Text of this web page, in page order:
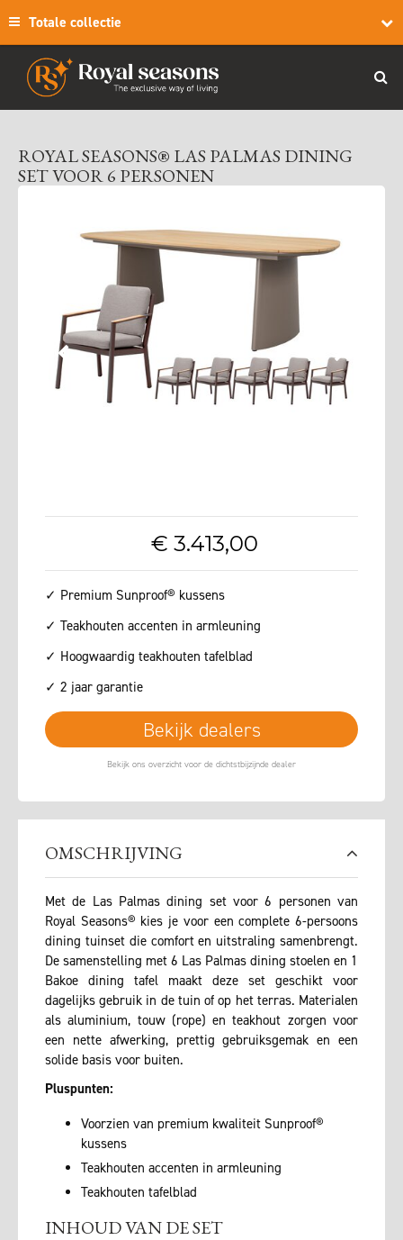
Totale collectie
ROYAL SEASONS® LAS PALMAS DINING
SET VOOR 6 PERSONEN
€ 3.413,00
✓ Premium Sunproof® kussens
✓ Teakhouten accenten in armleuning
✓ Hoogwaardig teakhouten tafelblad
✓ 2 jaar garantie
Bekijk dealers
OMSCHRIJVING
Met de Las Palmas dining set voor 6 personen van
Royal Seasons® kies je voor een complete 6-persoons
dining tuinset die comfort en uitstraling samenbrengt.
De samenstelling met 6 Las Palmas dining stoelen en 1
Bakoe dining tafel maakt deze set geschikt voor
dagelijks gebruik in de tuin of op het terras. Materialen
als aluminium, touw (rope) en teakhout zorgen voor
een nette afwerking, prettig gebruiksgemak en een
solide basis voor buiten.
Pluspunten:
Voorzien van premium kwaliteit Sunproof®
kussens
Teakhouten accenten in armleuning
Teakhouten tafelblad
INHOUD VAN DE SET